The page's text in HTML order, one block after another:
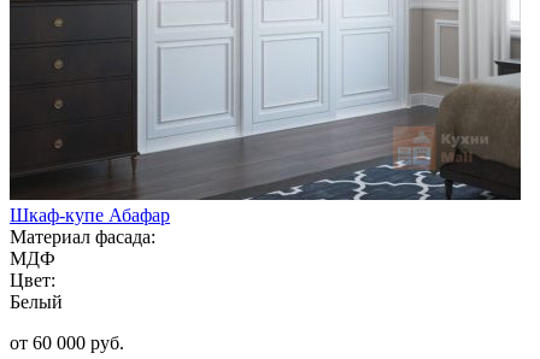
Шкаф-купе Абафар
Материал фасада:
МДФ
Цвет:
Белый
от 60 000 руб.